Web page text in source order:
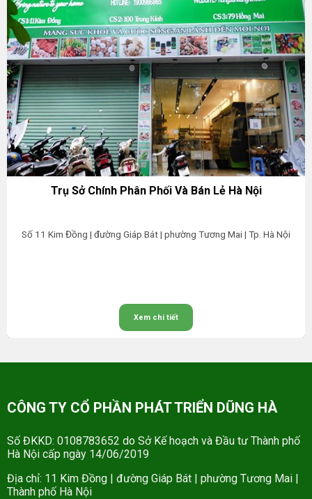
Trụ Sở Chính Phân Phối Và Bán Lẻ Hà Nội
Số 11 Kim Đồng | đường Giáp Bát | phường Tương Mai | Tp. Hà Nội
Xem chi tiết
CÔNG TY CỔ PHẦN PHÁT TRIỂN DŨNG HÀ
Số ĐKKD: 0108783652 do Sở Kế hoạch và Đầu tư Thành phố
Hà Nội cấp ngày 14/06/2019
Địa chỉ: 11 Kim Đồng | đường Giáp Bát | phường Tương Mai |
Thành phố Hà Nội